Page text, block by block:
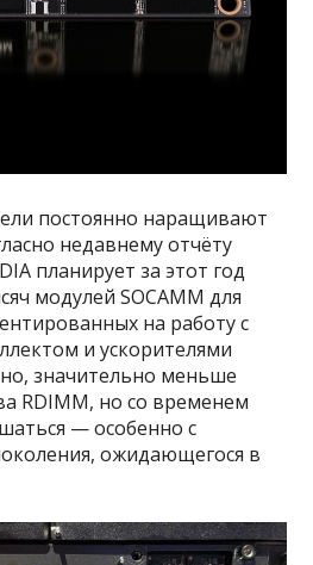
постоянно наращивают
недавнему отчёту
планирует за этот год
модулей SOCAMM для
на работу с
и ускорителями
значительно меньше
RDIMM, но со временем
— особенно с
ожидающегося в